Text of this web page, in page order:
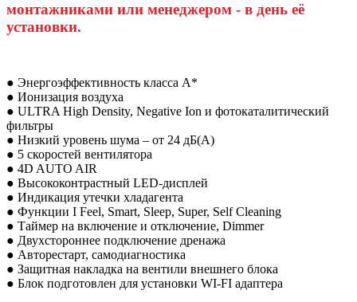
монтажниками или менеджером - в день её
установки.
● Энергоэффективность класса А*
● Ионизация воздуха
● ULTRA High Density, Negative Ion и фотокаталитический
фильтры
● Низкий уровень шума – от 24 дБ(А)
● 5 скоростей вентилятора
● 4D AUTO AIR
● Высококонтрастный LED-дисплей
● Индикация утечки хладагента
● Функции I Feel, Smart, Sleep, Super, Self Cleaning
● Таймер на включение и отключение, Dimmer
● Двухстороннее подключение дренажа
● Авторестарт, самодиагностика
● Защитная накладка на вентили внешнего блока
● Блок подготовлен для установки WI-FI адаптера